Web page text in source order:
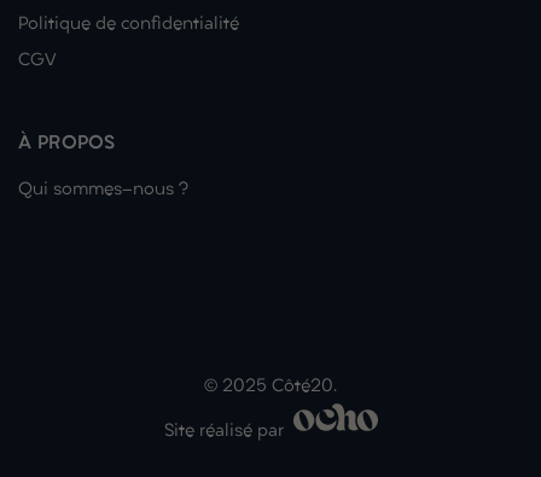
Politique de confidentialité
CGV
À PROPOS
Qui sommes-nous ?
© 2025 Côté20.
Site réalisé par